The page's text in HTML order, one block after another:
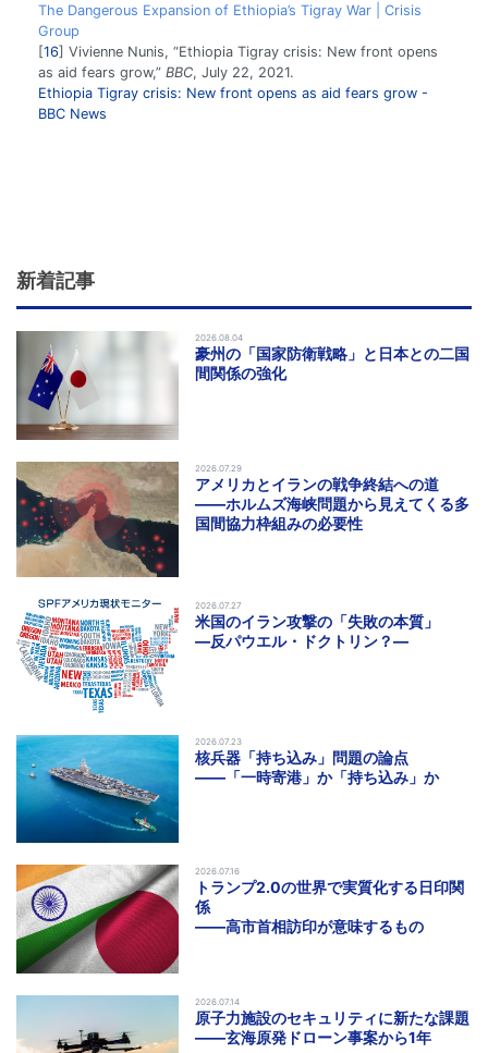
The Dangerous Expansion of Ethiopia’s Tigray War | Crisis
Group
16
Vivienne Nunis, “Ethiopia Tigray crisis: New front opens
as aid fears grow,” BBC, July 22, 2021.
Ethiopia Tigray crisis: New front opens as aid fears grow -
BBC News
新着記事
2026.08.04
豪州の「国家防衛戦略」と日本との二国
間関係の強化
2026.07.29
アメリカとイランの戦争終結への道
――ホルムズ海峡問題から見えてくる多
国間協力枠組みの必要性
2026.07.27
米国のイラン攻撃の「失敗の本質」
―反パウエル・ドクトリン？―
2026.07.23
核兵器「持ち込み」問題の論点
――「一時寄港」か「持ち込み」か
2026.07.16
トランプ2.0の世界で実質化する日印関
係
――高市首相訪印が意味するもの
2026.07.14
原子力施設のセキュリティに新たな課題
――玄海原発ドローン事案から1年